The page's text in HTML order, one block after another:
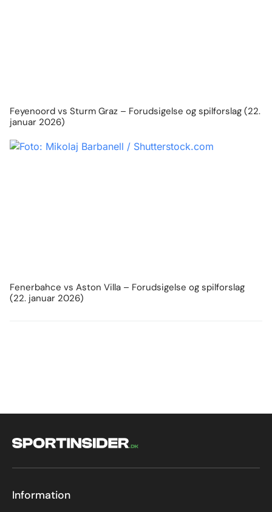
Feyenoord vs Sturm Graz – Forudsigelse og spilforslag (22.
januar 2026)
Fenerbahce vs Aston Villa – Forudsigelse og spilforslag
(22. januar 2026)
Information